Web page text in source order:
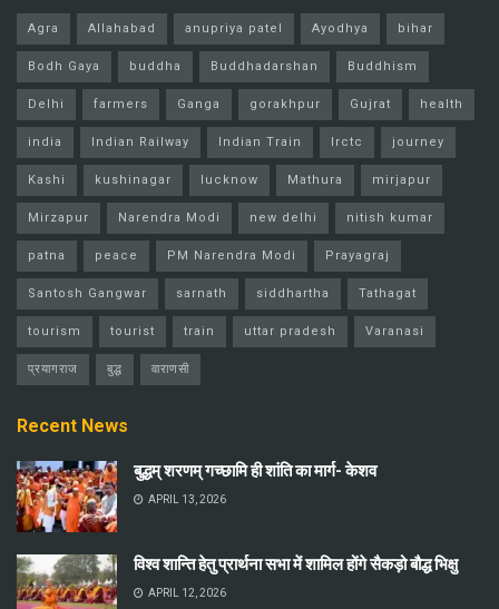
Agra Allahabad anupriya patel Ayodhya bihar
Bodh Gaya buddha Buddhadarshan Buddhism
Delhi farmers Ganga gorakhpur Gujrat health
india Indian Railway Indian Train Irctc journey
Kashi kushinagar lucknow Mathura mirjapur
Mirzapur Narendra Modi new delhi nitish kumar
patna peace PM Narendra Modi Prayagraj
Santosh Gangwar sarnath siddhartha Tathagat
tourism tourist train uttar pradesh Varanasi
प्रयागराज बुद्ध वाराणसी
Recent News
बुद्धम् शरणम् गच्छामि ही शांति का मार्ग- केशव
APRIL 13, 2026
विश्व शान्ति हेतु प्रार्थना सभा में शामिल होंगे सैकड़ो बौद्ध भिक्षु
APRIL 12, 2026